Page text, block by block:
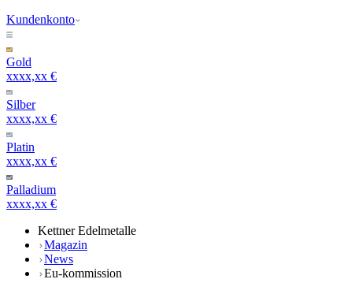
Kundenkonto
Gold
xxxx,xx €
Silber
xxxx,xx €
Platin
xxxx,xx €
Palladium
xxxx,xx €
Kettner Edelmetalle
Magazin
News
Eu-kommission